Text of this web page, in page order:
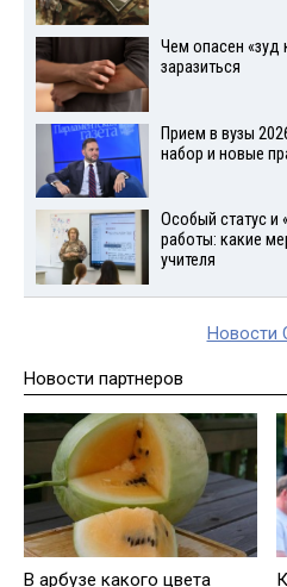
Чем опасен «зуд
заразиться
Прием в вузы
набор и новые
Особый статус и
работы: какие
учителя
Новости
Новости партнеров
В арбузе какого цвета